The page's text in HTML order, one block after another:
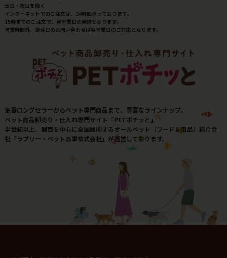
土日・祝日を除く
インターネットでのご注文は、24時間承っております。
15時までのご注文で、翌営業日の発送となります。
営業時間外、定休日のお問い合わせは翌営業日のご対応となります。
定番ロングセラーからペット専門商品まで、豊富なラインナップ。
ペット商品卸売り・仕入れ専門サイト「PETポチッと」
半世紀以上、関西を中心に全国展開するオールペット（フード＆用品）総合会
社「ラブリー・ペット商事株式会社」が運営しております。